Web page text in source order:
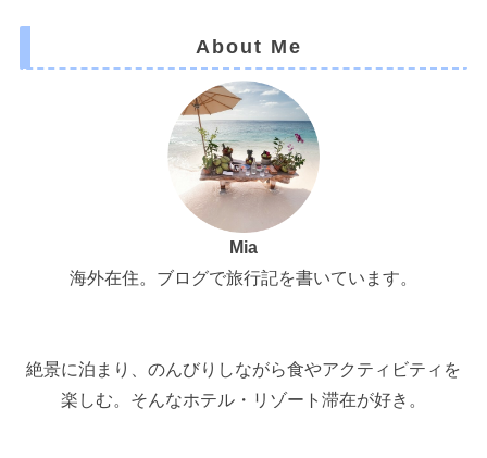
About Me
Mia
海外在住。ブログで旅行記を書いています。
絶景に泊まり、のんびりしながら食やアクティビティを
楽しむ。そんなホテル・リゾート滞在が好き。